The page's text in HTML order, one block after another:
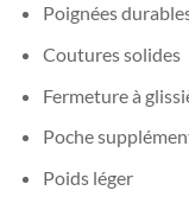
Poignées
Coutures solides
Fermeture à
Poche
Poids léger